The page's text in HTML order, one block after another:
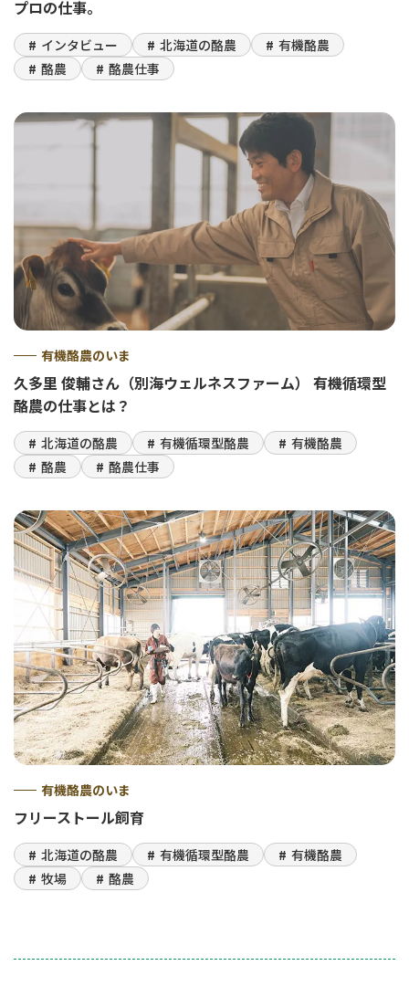
プロの仕事。
インタビュー 北海道の酪農
有機酪農
酪農
酪農仕事
有機酪農のいま
久多里 俊輔さん（別海ウェルネスファーム） 有機循環型
酪農の仕事とは？
北海道の酪農 有機循環型酪農
有機酪農
酪農
酪農仕事
有機酪農のいま
フリーストール飼育
北海道の酪農 有機循環型酪農
有機酪農
牧場
酪農